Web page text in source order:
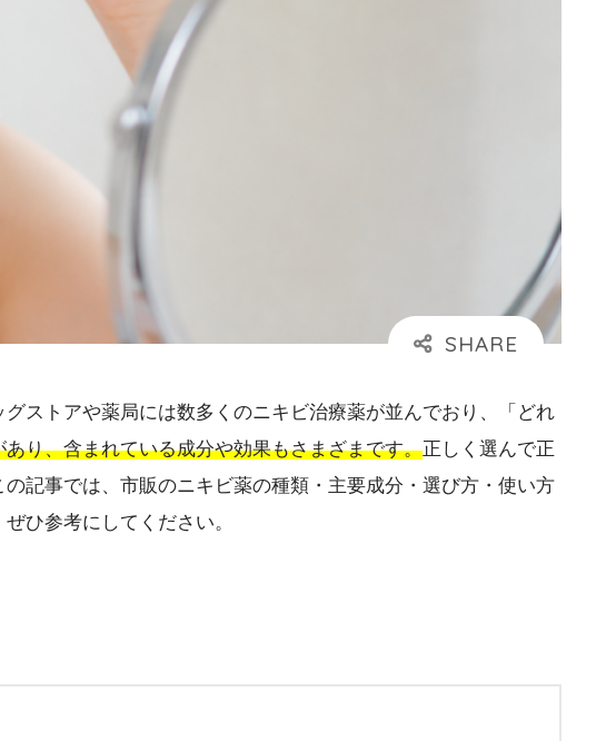
ストアや薬局には数多くのニキビ治療薬が並んでおり、「どれ
り、含まれている成分や効果もさまざまです。正しく選んで正
記事では、市販のニキビ薬の種類・主要成分・選び方・使い方
ひ参考にしてください。